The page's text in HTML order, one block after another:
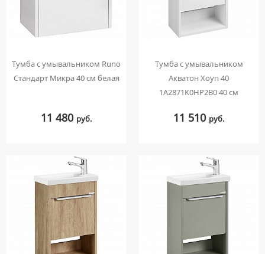
Тумба с умывальником Runo
Стандарт Микра 40 см белая
11 480 руб.
Тумба с умывальником
Акватон Хоуп 40
1A2871K0HP2B0 40 см
11 510 руб.